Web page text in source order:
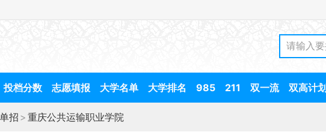
投档分数 志愿填报 大学名单 大学排名 985 211 双一流 双高计划
招 > 重庆公共运输职业学院